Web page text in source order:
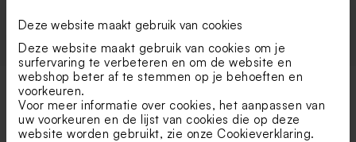
Deze website maakt gebruik van cookies
Deze website maakt gebruik van cookies om je
surfervaring te verbeteren en om de website en
webshop beter af te stemmen op je behoeften en
voorkeuren.
Voor meer informatie over cookies, het aanpassen van
uw voorkeuren en de lijst van cookies die op deze
website worden gebruikt, zie onze Cookieverklaring.
Populaire categorieën.